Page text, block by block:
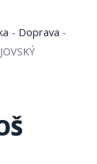
- Doprava -